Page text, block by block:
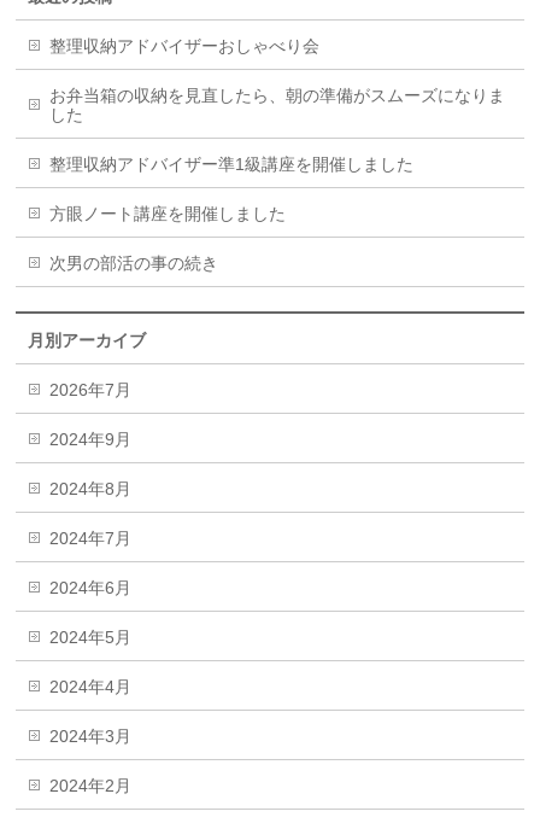
整理収納アドバイザーおしゃべり会
お弁当箱の収納を見直したら、朝の準備がスムーズになりま
した
整理収納アドバイザー準1級講座を開催しました
方眼ノート講座を開催しました
次男の部活の事の続き
月別アーカイブ
2026年7月
2024年9月
2024年8月
2024年7月
2024年6月
2024年5月
2024年4月
2024年3月
2024年2月